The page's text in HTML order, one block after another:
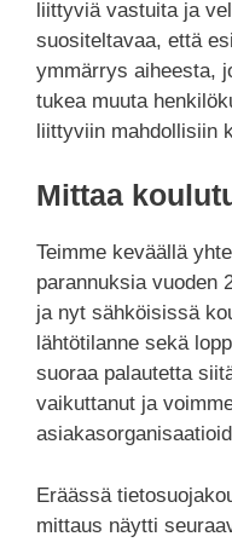
liittyviä vastuita ja
suositeltavaa, että
ymmärrys aiheesta,
tukea muuta
liittyviin mahdollisiin
Mittaa
Teimme keväällä
parannuksia vuoden
ja nyt sähköisissä
lähtötilanne sekä
suoraa palautetta
vaikuttanut ja
Eräässä
mittaus näytti